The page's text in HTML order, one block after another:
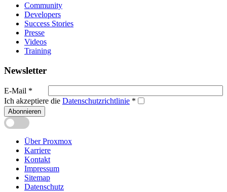
Community
Developers
Success Stories
Presse
Videos
Training
Newsletter
E-Mail *
Ich akzeptiere die Datenschutzrichtlinie *
Abonnieren
Über Proxmox
Karriere
Kontakt
Impressum
Sitemap
Datenschutz